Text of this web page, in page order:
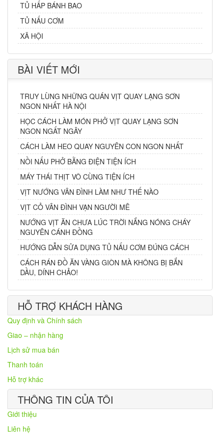
TỦ HẤP BÁNH BAO
TỦ NẤU CƠM
XÃ HỘI
BÀI VIẾT MỚI
TRUY LÙNG NHỮNG QUÁN VỊT QUAY LẠNG SƠN
NGON NHẤT HÀ NỘI
HỌC CÁCH LÀM MÓN PHỞ VỊT QUAY LẠNG SƠN
NGON NGẤT NGÂY
CÁCH LÀM HEO QUAY NGUYÊN CON NGON NHẤT
NỒI NẤU PHỞ BẰNG ĐIỆN TIỆN ÍCH
MÁY THÁI THỊT VÔ CÙNG TIỆN ÍCH
VỊT NƯỚNG VÂN ĐÌNH LÀM NHƯ THẾ NÀO
VỊT CỎ VÂN ĐÌNH VẠN NGƯỜI MÊ
NƯỚNG VỊT ĂN CHƯA LÚC TRỜI NẮNG NÓNG CHÁY
NGUYÊN CÁNH ĐỒNG
HƯỚNG DẪN SỬA DỤNG TỦ NẤU CƠM ĐÚNG CÁCH
CÁCH RÁN ĐỒ ĂN VÀNG GIÒN MÀ KHÔNG BỊ BẮN
DẦU, DÍNH CHẢO!
HỖ TRỢ KHÁCH HÀNG
Quy định và Chính sách
Giao – nhận hàng
Lịch sử mua bán
Thanh toán
Hỗ trợ khác
THÔNG TIN CỦA TÔI
Giới thiệu
Liên hệ